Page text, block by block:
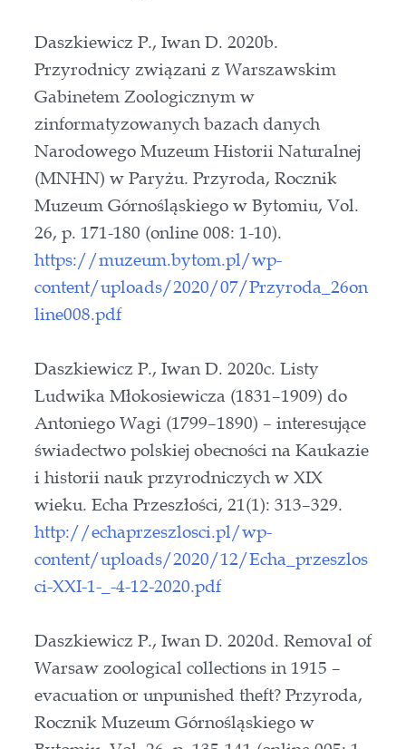
Daszkiewicz P., Iwan D. 2020b.
Przyrodnicy związani z Warszawskim
Gabinetem Zoologicznym w
zinformatyzowanych bazach danych
Narodowego Muzeum Historii Naturalnej
(MNHN) w Paryżu. Przyroda, Rocznik
Muzeum Górnośląskiego w Bytomiu, Vol.
26, p. 171-180 (online 008: 1-10).
https://muzeum.bytom.pl/wp-
content/uploads/2020/07/Przyroda_26on
line008.pdf
Daszkiewicz P., Iwan D. 2020c. Listy
Ludwika Młokosiewicza (1831–1909) do
Antoniego Wagi (1799–1890) – interesujące
świadectwo polskiej obecności na Kaukazie
i historii nauk przyrodniczych w XIX
wieku. Echa Przeszłości, 21(1): 313–329.
http://echaprzeszlosci.pl/wp-
content/uploads/2020/12/Echa_przeszlos
ci-XXI-1-_-4-12-2020.pdf
Daszkiewicz P., Iwan D. 2020d. Removal of
Warsaw zoological collections in 1915 –
evacuation or unpunished theft? Przyroda,
Rocznik Muzeum Górnośląskiego w